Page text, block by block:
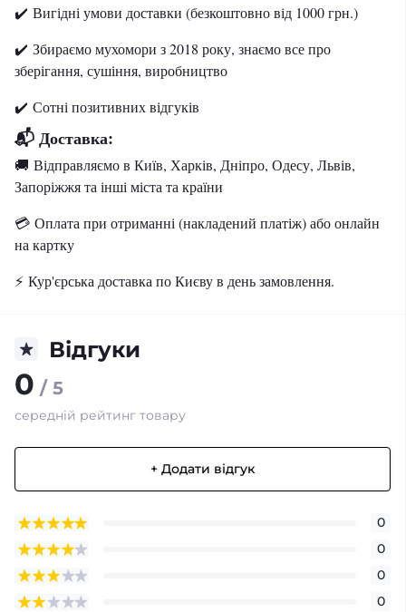
✔️ Вигідні умови доставки (безкоштовно від 1000 грн.)
✔️ Збираємо мухомори з 2018 року, знаємо все про
зберігання, сушіння, виробництво
✔️ Сотні позитивних відгуків
📬 Доставка:
🚚 Відправляємо в Київ, Харків, Дніпро, Одесу, Львів,
Запоріжжя та інші міста та країни
💳 Оплата при отриманні (накладений платіж) або онлайн
на картку
⚡ Кур'єрська доставка по Києву в день замовлення.
Відгуки
0 / 5
середній рейтинг товару
+ Додати відгук
0
0
0
0